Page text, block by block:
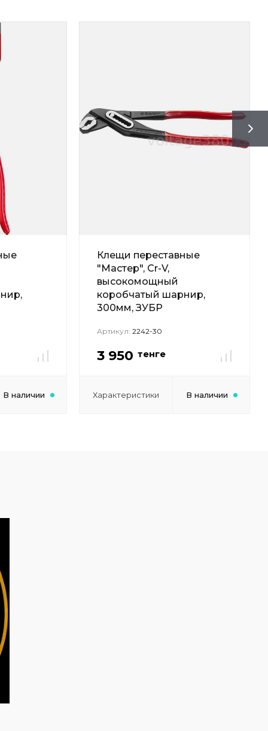
В наличии
Клещи переставные
"Мастер", Сr-V,
высокомощный
коробчатый шарнир,
300мм, ЗУБР
Артикул: 2242-30
3 950 тенге
Характеристики В наличии